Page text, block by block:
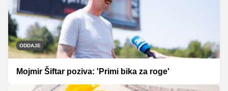
ODDAJE
Mojmir Šiftar poziva: 'Primi bika za roge'